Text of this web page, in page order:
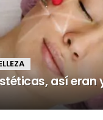
así eran